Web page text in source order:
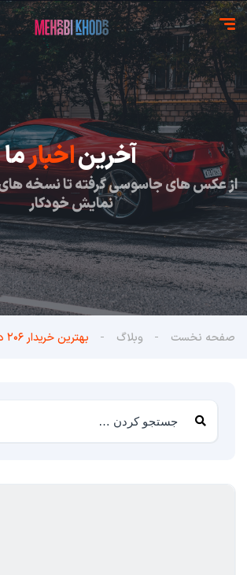
آخریناخبارما
از عکس های جاسوسی گرفته تا نسخه
نمایش خودکار
صفحه نخست وبلاگ بهترین خریدار ۲۰۶ در‌تهران